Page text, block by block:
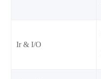
Ir & I/O